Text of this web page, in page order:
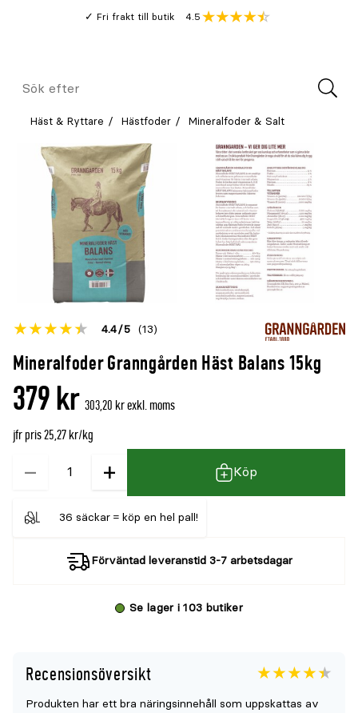
Fri frakt till butik
Genomsnitt
4.5
Meny
Sök
Häst & Ryttare Hästfoder Mineralfoder & Salt
Mineralfoder Granngården Häst Balans 15kg
Betyget
denna
4.4 5 (13)
Öppna
379 kr 303,20 kr exkl. moms
jfr pris 25,27 kr/kg
−
Kvantitet + Köp
36 säckar = köp en hel pall!
Förväntad leveranstid 3-7 arbetsdagar
Se lager i 103 butiker
Recensionsöversikt
Betyget
för
4.4
5
Produkten har ett bra näringsinnehåll som uppskattas av